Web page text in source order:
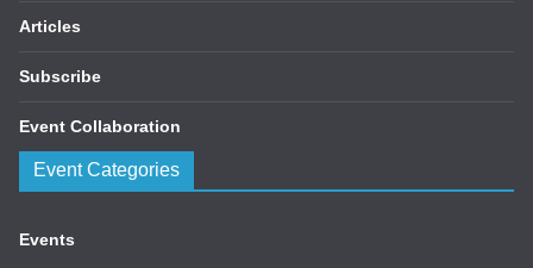
Articles
Subscribe
Event Collaboration
Event Categories
Events